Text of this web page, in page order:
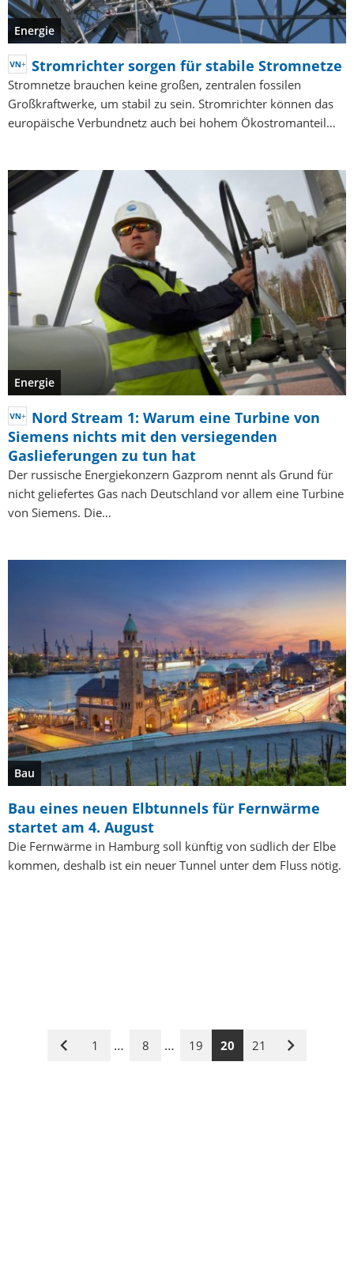
Energie
Stromrichter sorgen für stabile Stromnetze
Stromnetze brauchen keine großen, zentralen fossilen
Großkraftwerke, um stabil zu sein. Stromrichter können das
europäische Verbundnetz auch bei hohem Ökostromanteil…
Energie
Nord Stream 1: Warum eine Turbine von
Siemens nichts mit den versiegenden
Gaslieferungen zu tun hat
Der russische Energiekonzern Gazprom nennt als Grund für
nicht geliefertes Gas nach Deutschland vor allem eine Turbine
von Siemens. Die…
Bau
Bau eines neuen Elbtunnels für Fernwärme
startet am 4. August
Die Fernwärme in Hamburg soll künftig von südlich der Elbe
kommen, deshalb ist ein neuer Tunnel unter dem Fluss nötig.
Vorige
1 … 8 … 19 20 21
Nächste